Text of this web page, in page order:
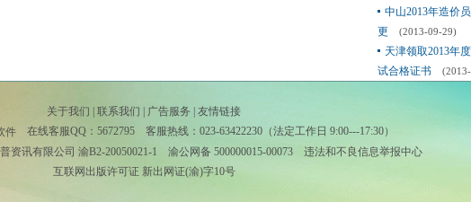
中山2013年造价
更
(2013-09-29)
天津领取2013年
试合格证书
关于我们 联系我们 广告服务
友情链接
在线客服QQ： 5672795客服热线：023-63422230（法定工作日 9:00---17:30）
资讯有限公司 渝B2-20050021-1 渝公网备 500000015-00073 违法和不良信息举报中心
互联网出版许可证 新出网证(渝)字10号